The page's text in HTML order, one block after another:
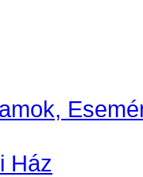
Ház